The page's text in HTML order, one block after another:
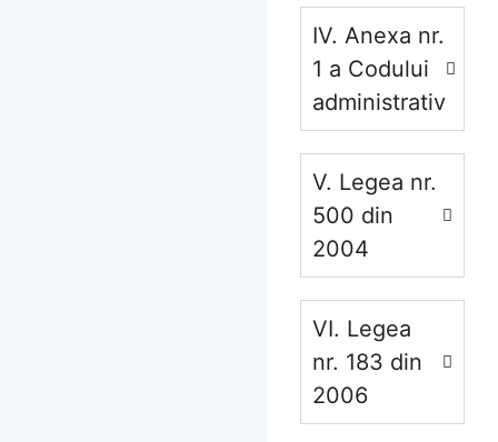
IV. Anexa nr.
1 a Codului
administrativ
V. Legea nr.
500 din
2004
VI. Legea
nr. 183 din
2006